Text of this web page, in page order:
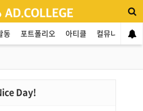
동 포트폴리오 아티클 컬뮤니티
Day!